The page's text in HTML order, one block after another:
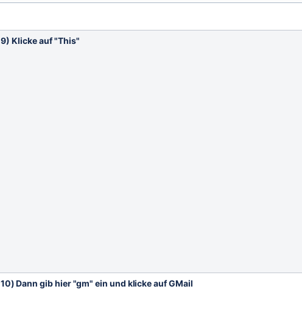
9) Klicke auf "This"
10) Dann gib hier "gm" ein und klicke auf GMail